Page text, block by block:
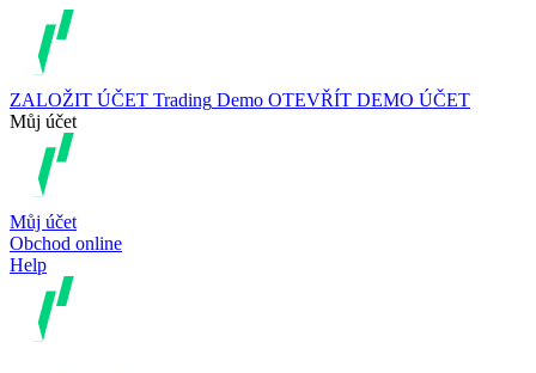
ZALOŽIT ÚČET Trading Demo OTEVŘÍT DEMO ÚČET
Můj účet
Můj účet
Obchod online
Help